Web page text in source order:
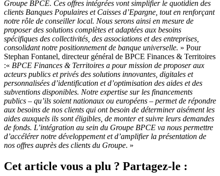
Groupe BPCE. Ces offres intégrées vont simplifier le quotidien des
clients Banques Populaires et Caisses d’Epargne, tout en renforçant
notre rôle de conseiller local. Nous serons ainsi en mesure de
proposer des solutions complètes et adaptées aux besoins
spécifiques des collectivités, des associations et des entreprises,
consolidant notre positionnement de banque universelle. » Pour
Stephan Fontanel, directeur général de BPCE Finances & Territoires
:« BPCE Finances & Territoires a pour mission de proposer aux
acteurs publics et privés des solutions innovantes, digitales et
personnalisées d’identification et d’optimisation des aides et des
subventions disponibles. Notre expertise sur les financements
publics – qu’ils soient nationaux ou européens – permet de répondre
aux besoins de nos clients qui ont besoin de déterminer aisément les
aides auxquels ils sont éligibles, de monter et suivre leurs demandes
de fonds. L’intégration au sein du Groupe BPCE va nous permettre
d’accélérer notre développement et d’amplifier la présentation de
nos offres auprès des clients du Groupe. »
Cet article vous a plu ? Partagez-le :